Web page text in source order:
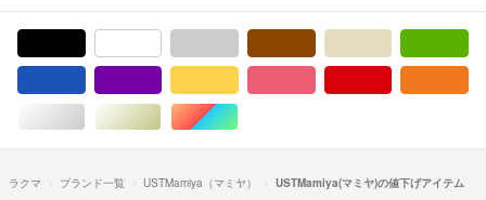
シルバー/銀色系ゴールド/金色系マルチカラー
ラクマ ブランド一覧 USTMamiya（マミヤ） USTMamiya(マミヤ)の値下げアイテム